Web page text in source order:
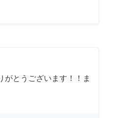
がとうございます！！ま